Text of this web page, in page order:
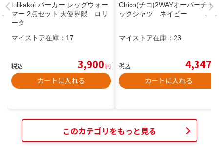
Lilikakoi パーカー レッグウォー
マー 2点セット 天使界隈 ロリ
ータ
マイストア在庫： 17
税込 3,900円
カートに入れる
Chico(チコ)2WAYオーバーチェ
ックシャツ ネイビー
マイストア在庫： 23
税込 4,347
カートに入れる
このカテゴリをもっと見る